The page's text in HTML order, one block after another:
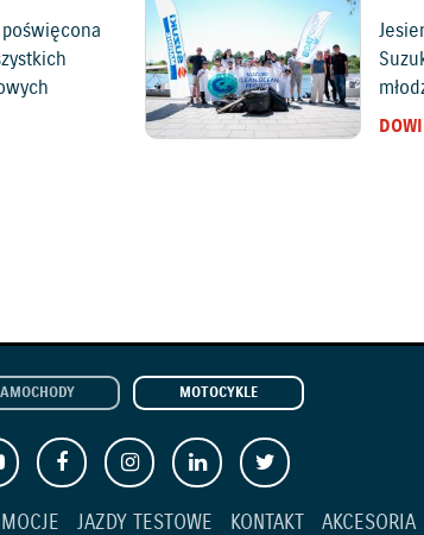
MOTOCYKLE
JAZDY TESTOWE KONTAKT AKCESORIA